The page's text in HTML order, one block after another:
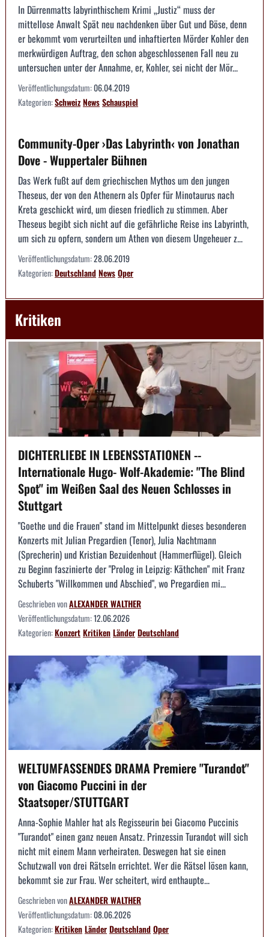
In Dürrenmatts labyrinthischem Krimi „Justiz“ muss der
mittellose Anwalt Spät neu nachdenken über Gut und Böse, denn
er bekommt vom verurteilten und inhaftierten Mörder Kohler den
merkwürdigen Auftrag, den schon abgeschlossenen Fall neu zu
untersuchen unter der Annahme, er, Kohler, sei nicht der Mör...
Veröffentlichungsdatum:06.04.2019
Kategorien:SchweizNewsSchauspiel
Community-Oper ›Das Labyrinth‹ von Jonathan
Dove - Wuppertaler Bühnen
Das Werk fußt auf dem griechischen Mythos um den jungen
Theseus, der von den Athenern als Opfer für Minotaurus nach
Kreta geschickt wird, um diesen friedlich zu stimmen. Aber
Theseus begibt sich nicht auf die gefährliche Reise ins Labyrinth,
um sich zu opfern, sondern um Athen von diesem Ungeheuer z...
Veröffentlichungsdatum:28.06.2019
Kategorien:DeutschlandNewsOper
Kritiken
DICHTERLIEBE IN LEBENSSTATIONEN --
Internationale Hugo- Wolf-Akademie: "The Blind
Spot" im Weißen Saal des Neuen Schlosses in
Stuttgart
"Goethe und die Frauen" stand im Mittelpunkt dieses besonderen
Konzerts mit Julian Pregardien (Tenor), Julia Nachtmann
(Sprecherin) und Kristian Bezuidenhout (Hammerflügel). Gleich
zu Beginn faszinierte der "Prolog in Leipzig: Käthchen" mit Franz
Schuberts "Willkommen und Abschied", wo Pregardien mi...
Geschrieben vonALEXANDER WALTHER
Veröffentlichungsdatum:12.06.2026
Kategorien:KonzertKritikenLänderDeutschland
WELTUMFASSENDES DRAMA Premiere "Turandot"
von Giacomo Puccini in der
Staatsoper/STUTTGART
Anna-Sophie Mahler hat als Regisseurin bei Giacomo Puccinis
"Turandot" einen ganz neuen Ansatz. Prinzessin Turandot will sich
nicht mit einem Mann verheiraten. Deswegen hat sie einen
Schutzwall von drei Rätseln errichtet. Wer die Rätsel lösen kann,
bekommt sie zur Frau. Wer scheitert, wird enthaupte...
Geschrieben vonALEXANDER WALTHER
Veröffentlichungsdatum:08.06.2026
Kategorien:KritikenLänderDeutschlandOper